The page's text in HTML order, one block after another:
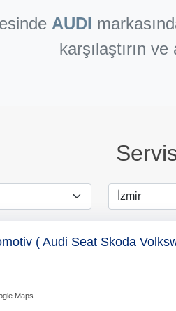
AUDI
karşılaştırın ve
( Audi Seat Skoda
Maps